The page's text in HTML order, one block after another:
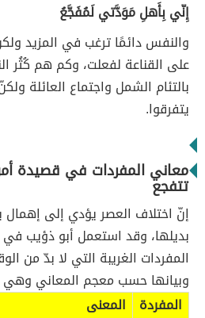
إِنّي بِأَهلِ مَوَدَّتي لَمُفَجَّعُ
والنفس دائمًا ترغب في المزيد
على القناعة لفعلت، وكم هم كُثُر
بالتئام الشمل واجتماع العائلة
يتفرقوا.
معاني المفردات في قصيدة
تتفجع
إنّ اختلاف العصر يؤدي إلى
بديلها، وقد استعمل أبو ذؤيب
المفردات الغريبة التي لا بدّ من
وبيانها حسب معجم المعاني وهي
المفردة
المعنى